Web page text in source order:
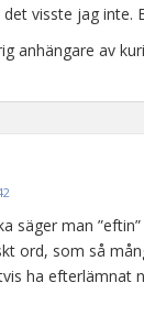
visste jag inte.
anhängare av
säger man
ord, som så
ha efterlämnat